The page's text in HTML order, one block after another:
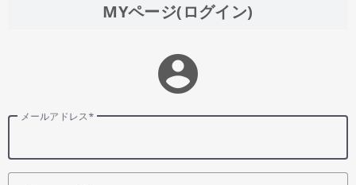
MYページ(ログイン)
account_circle
メールアドレス